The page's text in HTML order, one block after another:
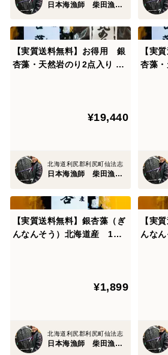
日本海漁師 柴田漁業部
【実質送料無料】お得用 銀
杏藻・天然岩のり2点入り 5
¥19,440
北海道利尻郡利尻町仙法志
日本海漁師 柴田漁業部
【実
杏藻
【実質送料無料】銀杏藻（ぎ
んなんそう）北海道産 1袋3
¥1,899
北海道利尻郡利尻町仙法志
日本海漁師 柴田漁業部
【実
んな